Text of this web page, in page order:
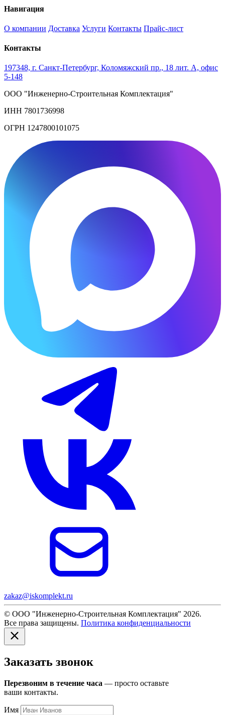
Навигация
О компании Доставка Услуги Контакты Прайс-лист
Контакты
197348, г. Санкт-Петербург, Коломяжский пр., 18 лит. А, офис
5-148
ООО "Инженерно-Строительная Комплектация"
ИНН 7801736998
ОГРН 1247800101075
zakaz@iskomplekt.ru
© ООО "Инженерно-Строительная Комплектация" 2026.
Все права защищены. Политика конфиденциальности
Заказать звонок
Перезвоним в течение часа — просто оставьте
ваши контакты.
Имя